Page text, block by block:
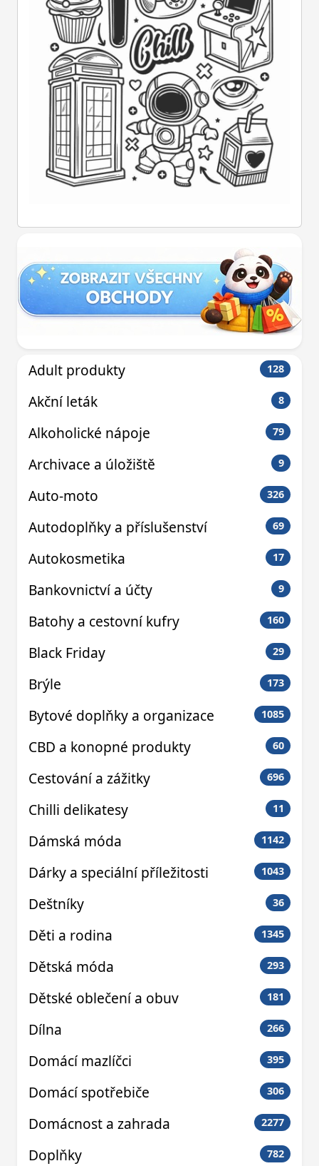
Adult produkty 128
Akční leták 8
Alkoholické nápoje 79
Archivace a úložiště 9
Auto-moto 326
Autodoplňky a příslušenství 69
Autokosmetika 17
Bankovnictví a účty 9
Batohy a cestovní kufry 160
Black Friday 29
Brýle 173
Bytové doplňky a organizace 1085
CBD a konopné produkty 60
Cestování a zážitky 696
Chilli delikatesy 11
Dámská móda 1142
Dárky a speciální příležitosti 1043
Deštníky 36
Děti a rodina 1345
Dětská móda 293
Dětské oblečení a obuv 181
Dílna 266
Domácí mazlíčci 395
Domácí spotřebiče 306
Domácnost a zahrada 2277
Doplňky 782